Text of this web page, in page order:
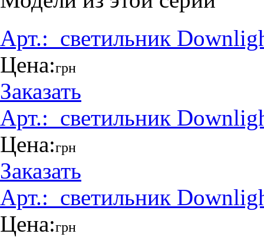
Арт.: _светильник
Цена:грн
Заказать
Арт.: _светильник
Цена:грн
Заказать
Арт.: _светильник
Цена:грн